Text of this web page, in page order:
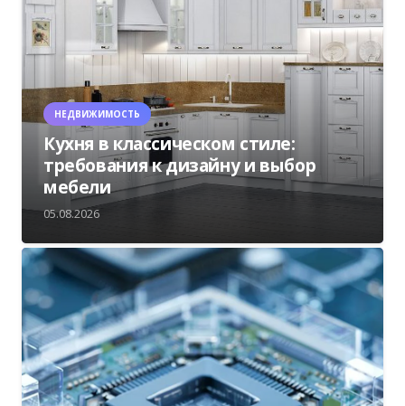
НЕДВИЖИМОСТЬ
Кухня в классическом стиле:
требования к дизайну и выбор
мебели
05.08.2026